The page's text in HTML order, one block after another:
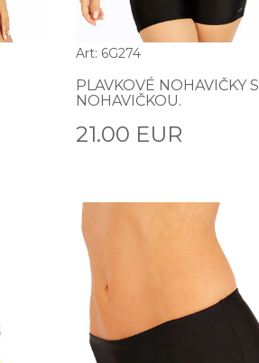
Art: 6G274
PLAVKOVÉ NOHAVIČKY S
NOHAVIČKOU.
21.00 EUR